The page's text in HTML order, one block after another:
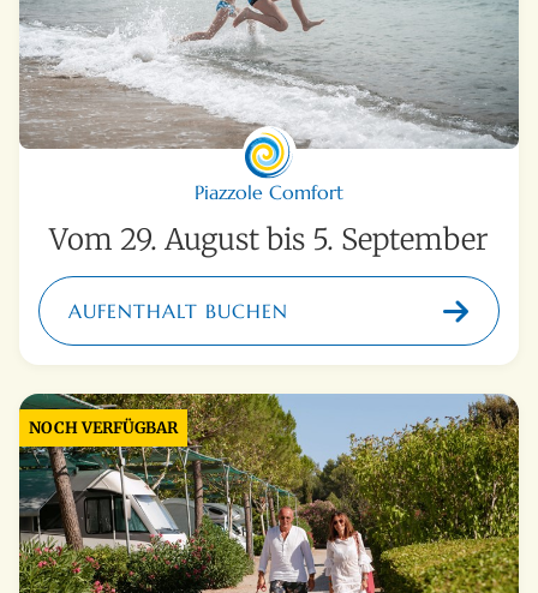
Piazzole Comfort
Vom 29. August bis 5. September
AUFENTHALT BUCHEN
NOCH VERFÜGBAR